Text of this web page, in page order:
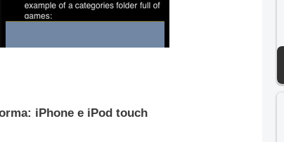
iPhone e iPod touch